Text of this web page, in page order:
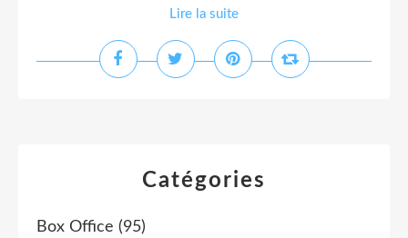
Lire la suite
Catégories
Box Office (95)